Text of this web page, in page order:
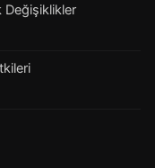
Değişiklikler